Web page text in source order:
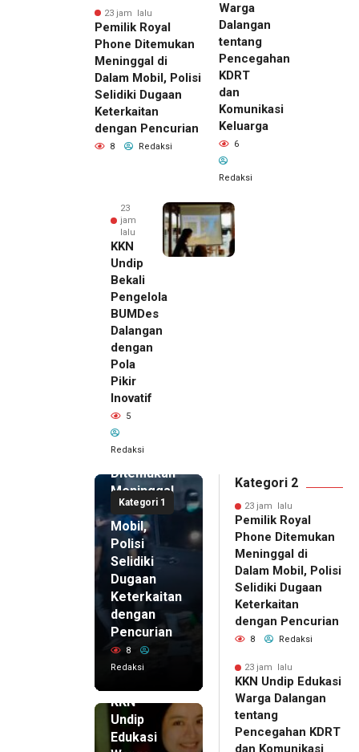
23 jam lalu
Pemilik Royal
Phone Ditemukan
Meninggal di
Dalam Mobil, Polisi
Selidiki Dugaan
Keterkaitan
dengan Pencurian
8 Redaksi
Warga
Dalangan
tentang
Pencegahan
KDRT
dan
Komunikasi
Keluarga
6
Redaksi
23
jam
lalu
KKN
Undip
Bekali
Pengelola
BUMDes
Dalangan
dengan
Pola
Pikir
Inovatif
5
Redaksi
Kategori 1
Pemilik
Royal
Phone
Ditemukan
Meninggal
di Dalam
Mobil,
Polisi
Selidiki
Dugaan
Keterkaitan
dengan
Pencurian
8
Redaksi
KKN
Undip
Edukasi
Kategori 2
23 jam lalu
Pemilik Royal
Phone Ditemukan
Meninggal di
Dalam Mobil, Polisi
Selidiki Dugaan
Keterkaitan
dengan Pencurian
8 Redaksi
23 jam lalu
KKN Undip Edukasi
Warga Dalangan
tentang
Pencegahan KDRT